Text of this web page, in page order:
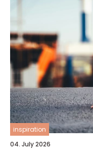
inspiration
04. July 2026